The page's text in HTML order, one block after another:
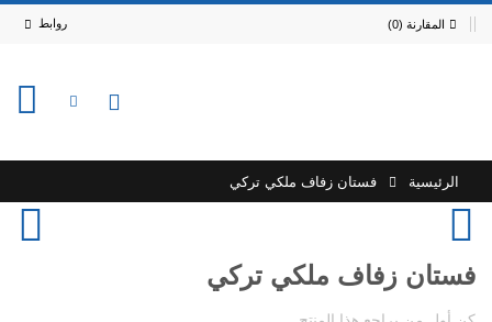
المقارنة (0) روابط
الرئيسية فستان زفاف ملكي تركي
فستان زفاف ملكي تركي